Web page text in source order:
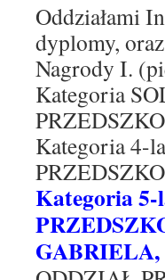
Oddziałami
dyplomy,
Nagrody I.
Kategoria
Kategoria 4-
Kategoria
GABRIELA,